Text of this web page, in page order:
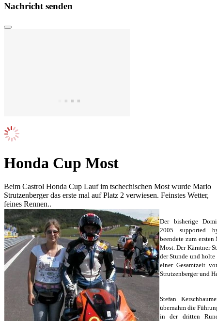
Nachricht senden
Honda Cup Most
Beim Castrol Honda Cup Lauf im tschechischen Most wurde Mario
Strutzenberger das erste mal auf Platz 2 verwiesen. Feinstes Wetter,
feines Rennen..
Der bisherige
2005 supported
beendete zum
Most. Der Kärntner
der Stunde und
einer Gesamtzeit
Strutzenberger und
Stefan
übernahm die
in der dritten